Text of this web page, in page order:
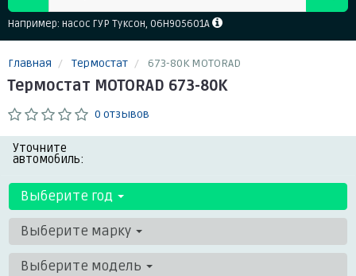
Например: насос ГУР Туксон, 06H905601A
Главная Термостат 673-80K MOTORAD
Термостат MOTORAD 673-80K
0 отзывов
Уточните
автомобиль:
Выберите год
Выберите марку
Выберите модель